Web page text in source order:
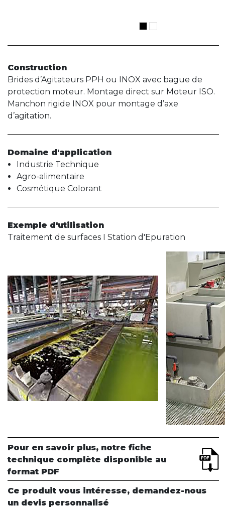
Construction
Brides d’Agitateurs PPH ou INOX avec bague de
protection moteur. Montage direct sur Moteur ISO.
Manchon rigide INOX pour montage d’axe
d’agitation.
Domaine d'application
Industrie Technique
Agro-alimentaire
Cosmétique Colorant
Exemple d'utilisation
Traitement de surfaces I Station d'Epuration
Pour en savoir plus, notre fiche
technique complète disponible au
format PDF
Ce produit vous intéresse, demandez-nous
un devis personnalisé